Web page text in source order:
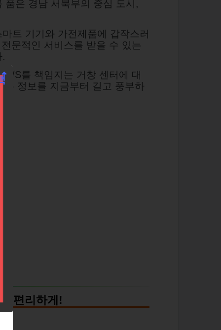
은 경남 서북부의 중심 도시,
트 기기와 가전제품에 갑작스러
문적인 서비스를 받을 수 있는
.
S를 책임지는 거창 센터에 대
정보를 지금부터 길고 풍부하
편리하게!